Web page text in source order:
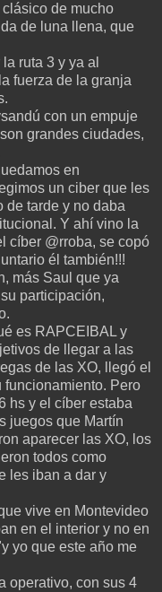
de mucho
de luna llena, que
ruta 3 y ya al
fuerza de la granja
con un empuje
grandes ciudades,
en
un ciber que les
de tarde y no daba
Y ahí vino la
cíber @rroba, se copó
él también!!!
más Saul que ya
participación,
es RAPCEIBAL y
de llegar a las
de las XO, llegó el
funcionamiento. Pero
hs y el cíber estaba
juegos que Martín
aparecer las XO, los
todos como
les iban a dar y
vive en Montevideo
en el interior y no en
yo que este año me
operativo, con sus 4